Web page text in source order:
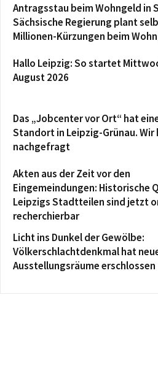
Antragsstau beim Wohngeld in
Sächsische Regierung plant
Millionen-Kürzungen beim
Hallo Leipzig: So startet
August 2026
Das „Jobcenter vor Ort“ hat
Standort in Leipzig-Grünau. Wir
nachgefragt
Akten aus der Zeit vor den
Eingemeindungen: Historische
Leipzigs Stadtteilen sind jetzt
recherchierbar
Licht ins Dunkel der Gewölbe:
Völkerschlachtdenkmal hat
Ausstellungsräume erschlossen